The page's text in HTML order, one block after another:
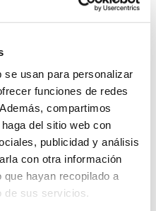
usan para personalizar
funciones de redes
compartimos
del sitio web con
publicidad y análisis
con otra información
hayan recopilado a
de sus servicios.
cuyo […]